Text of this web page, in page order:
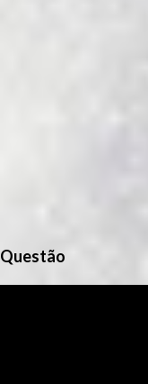
Questão